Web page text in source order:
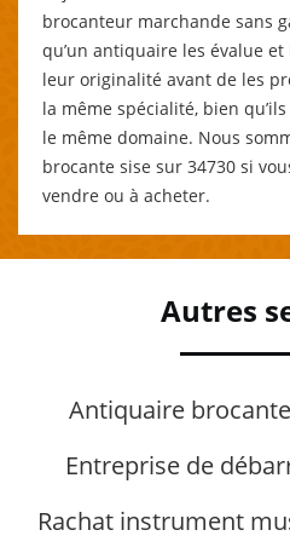
brocanteur marchande sans
qu’un antiquaire les évalue
leur originalité avant de les
la même spécialité, bien
le même domaine. Nous
brocante sise sur 34730 si
vendre ou à acheter.
Autres
Antiquaire
Entreprise de
Rachat instrument